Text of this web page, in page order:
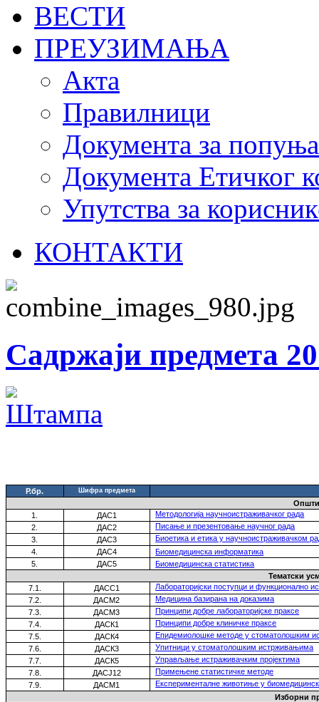
ВЕСТИ
ПРЕУЗИМАЊА
Акта
Правилници
Документа за
Документа Етичког
Упутства за
КОНТАКТИ
Садржаји предмета
Р.бр. Шифра предмета
1.
ДАС1
Mетодологијa научноистраживачког рада
2.
ДАС2
Писање и презентовање научног рада
3.
ДАС3
Биоетика и етика у научноистраживачком
4.
ДАС4 Биомедицинска информатика
5.
ДАС5 Биомедицинска статистика
Тематски
7. 1. ДАСС1
Лабораторијски поступци и функционално
7 2. ДАСМ2
Медицина базирана на доказима
7.3.
ДАСМ3
Принципи добре лабораторијске праксе
7.4.
ДАСК1
Принципи добре клиничке праксе
7.5.
ДАСК4
Епидемиолошке методе у стоматолошким
7.6.
ДАСК3
Упитници у стоматолошким истрживањима
7.7
ДАСК5
Управљање истраживачким пројектима
7.8.
ДАСЈ12
Примењене статистичке методе
7.9.
ДАСМ1
Експерименталне животиње у
Изборни